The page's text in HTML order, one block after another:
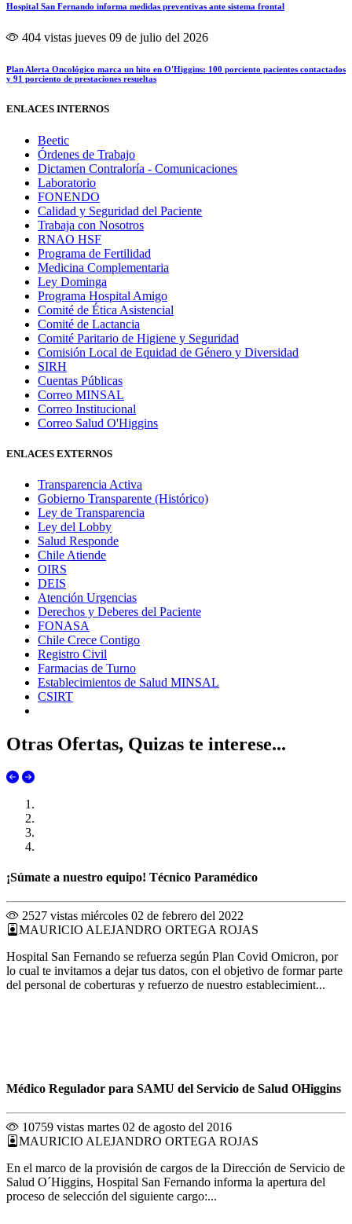
Hospital San Fernando informa medidas preventivas ante sistema frontal
404 vistas jueves 09 de julio del 2026
Plan Alerta Oncológico marca un hito en O'Higgins: 100 porciento pacientes contactados
y 91 porciento de prestaciones resueltas
ENLACES INTERNOS
Beetic
Órdenes de Trabajo
Dictamen Contraloría - Comunicaciones
Laboratorio
FONENDO
Calidad y Seguridad del Paciente
Trabaja con Nosotros
RNAO HSF
Programa de Fertilidad
Medicina Complementaria
Ley Dominga
Programa Hospital Amigo
Comité de Ética Asistencial
Comité de Lactancia
Comité Paritario de Higiene y Seguridad
Comisión Local de Equidad de Género y Diversidad
SIRH
Cuentas Públicas
Correo MINSAL
Correo Institucional
Correo Salud O'Higgins
ENLACES EXTERNOS
Transparencia Activa
Gobierno Transparente (Histórico)
Ley de Transparencia
Ley del Lobby
Salud Responde
Chile Atiende
OIRS
DEIS
Atención Urgencias
Derechos y Deberes del Paciente
FONASA
Chile Crece Contigo
Registro Civil
Farmacias de Turno
Establecimientos de Salud MINSAL
CSIRT
Otras Ofertas, Quizas te interese...
¡Súmate a nuestro equipo! Técnico Paramédico
2527 vistas miércoles 02 de febrero del 2022
MAURICIO ALEJANDRO ORTEGA ROJAS
Hospital San Fernando se refuerza según Plan Covid Omicron, por
lo cual te invitamos a dejar tus datos, con el objetivo de formar parte
del personal de coberturas y refuerzo de nuestro establecimient...
Médico Regulador para SAMU del Servicio de Salud OHiggins
10759 vistas martes 02 de agosto del 2016
MAURICIO ALEJANDRO ORTEGA ROJAS
En el marco de la provisión de cargos de la Dirección de Servicio de
Salud O´Higgins, Hospital San Fernando informa la apertura del
proceso de selección del siguiente cargo:...